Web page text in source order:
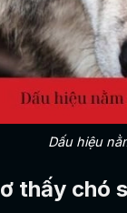
Dấu hiệu
thấy chó